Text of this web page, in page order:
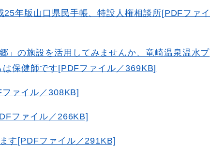
年版山口県民手帳、特設人権相談所[PDFファイ
」の施設を活用してみませんか、竜崎温泉温水プ
保健師です[PDFファイル／369KB]
ァイル／308KB]
ファイル／266KB]
す[PDFファイル／291KB]